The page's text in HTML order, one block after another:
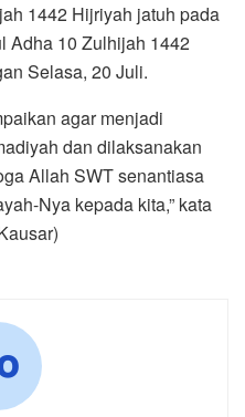
1442 Hijriyah jatuh pada
Adha 10 Zulhijah 1442
Selasa, 20 Juli.
agar menjadi
dan dilaksanakan
Allah SWT senantiasa
Nya kepada kita,” kata